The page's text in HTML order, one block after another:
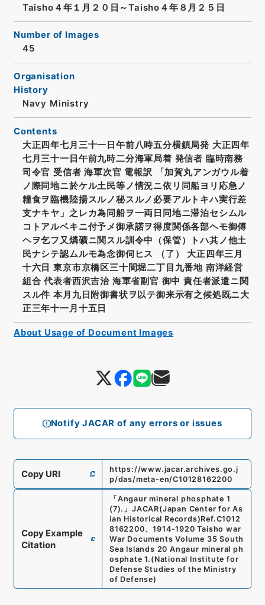
Notify JACAR of any errors or issues
Taisho４年１月２０日～Taisho４年８月２５日
Number of Images
45
Organisation
History
Navy Ministry
Contents
大正四年七月三十一日午前八時五分横鎮局発 大正四年
七月三十一日午前九時二分海軍局着 発信者 臨時南務
司令官 受信者 海軍次官 電報訳 「加賀丸アンガウル着
ノ際同地ニ於ケル土民等ノ情況ニ依リ同船ヨリ応急ノ
糧食ヲ臨機陸揚スルノ秘スルノ必要アルトキハ実行差
支ナキヤ」之レカ為同船ヲ一両日同地ニ滞泊セシムル
コトアルベキニ付予メ御承諾ヲ得度関係各部ヘモ御傅
ヘヲ乞フ又燐礦ニ関スル訓令中（保管）トハ其ノ他土
民ナシテ認ムルモ為念御伺ヒス （了） 大正四年三月
十六日 東京市京橋区三十間堀二丁目九番地 南洋経営
組合 代表者西沢吉治 海軍省副官 御中 責任者派遣ニ関
スル件 本月九日附御書状ヲ以テ御来示有之候処既ニ大
正三年十一月十五日
Copy URI
https://www.jacar.archives.go.j
p/das/meta-en/C10128162200
Copy Example
Citation
「 Angaur mineral phosphate 1
(7). 」 JACAR(Japan Center for As
ian Historical Records)Ref.C1012
8162200、1914-1920 Taisho war
War Documents Volume 35 South
Sea Islands 20 Angaur mineral ph
osphate 1. (National Institute for
Defense Studies of the Ministry
of Defense)
About Usage of Document Images